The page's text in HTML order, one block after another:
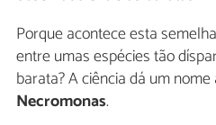
Porque acontece esta
entre umas espécies tão
barata? A ciência dá um
Necromonas.